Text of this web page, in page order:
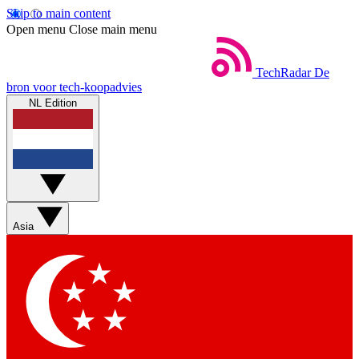
Skip to main content
Open menu Close main menu
TechRadar De
bron voor tech-koopadvies
NL Edition
Asia